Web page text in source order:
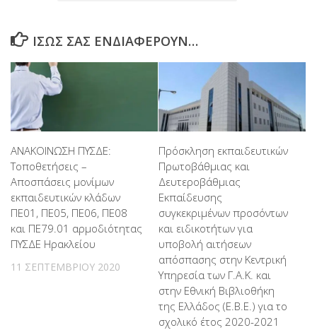
ΊΣΩΣ ΣΑΣ ΕΝΔΙΑΦΈΡΟΥΝ…
ΑΝΑΚΟΙΝΩΣΗ ΠΥΣΔΕ:
Τοποθετήσεις –
Αποσπάσεις μονίμων
εκπαιδευτικών κλάδων
ΠΕ01, ΠΕ05, ΠΕ06, ΠΕ08
και ΠΕ79.01 αρμοδιότητας
ΠΥΣΔΕ Ηρακλείου
11 ΣΕΠΤΕΜΒΡΊΟΥ 2020
Πρόσκληση εκπαιδευτικών
Πρωτοβάθμιας και
Δευτεροβάθμιας
Εκπαίδευσης
συγκεκριμένων προσόντων
και ειδικοτήτων για
υποβολή αιτήσεων
απόσπασης στην Κεντρική
Υπηρεσία των Γ.Α.Κ. και
στην Εθνική Βιβλιοθήκη
της Ελλάδος (Ε.Β.Ε.) για το
σχολικό έτος 2020-2021
ΑΠΟΣΠΑΣΕΙΣ(1.072)
ΓΡΑΦΕΙΟ ΣΧΟΛΙΚΩΝ ΔΡΑΣΤΗΡΙΟΤΗΤΩΝ(695)
ΔΗΜΟΣΙΕΥΣΕΙΣ ΠΡΙΝ ΤΟ 2016(1)
ΔΙΑΓΩΝΙΣΜΟΙ(305)
ΔΙΟΙΚΗΤΙΚΑ ΘΕΜΑΤΑ
ΔΙΟΡΙΣΜΟΙ(123)
ΕΚΔΡΟΜΕΣ(7.354)
(2.823)